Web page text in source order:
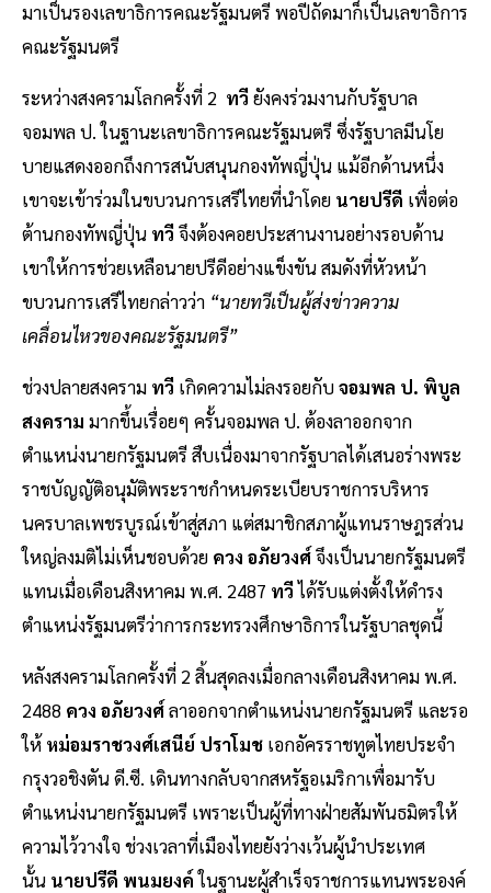
มาเป็นรองเลขาธิการคณะรัฐมนตรี พอปีถัดมาก็เป็นเลขาธิการ
คณะรัฐมนตรี
ระหว่างสงครามโลกครั้งที่ 2 ทวียังคงร่วมงานกับรัฐบาล
จอมพล ป. ในฐานะเลขาธิการคณะรัฐมนตรี ซึ่งรัฐบาลมีนโย
บายแสดงออกถึงการสนับสนุนกองทัพญี่ปุ่น แม้อีกด้านหนึ่ง
เขาจะเข้าร่วมในขบวนการเสรีไทยที่นำโดย นายปรีดี เพื่อต่อ
ต้านกองทัพญี่ปุ่น ทวีจึงต้องคอยประสานงานอย่างรอบด้าน
เขาให้การช่วยเหลือนายปรีดีอย่างแข็งขัน สมดังที่หัวหน้า
ขบวนการเสรีไทยกล่าวว่า “นายทวีเป็นผู้ส่งข่าวความ
เคลื่อนไหวของคณะรัฐมนตรี”
ช่วงปลายสงคราม ทวี เกิดความไม่ลงรอยกับจอมพล ป. พิบูล
สงคราม มากขึ้นเรื่อยๆ ครั้นจอมพล ป. ต้องลาออกจาก
ตำแหน่งนายกรัฐมนตรี สืบเนื่องมาจากรัฐบาลได้เสนอร่างพระ
ราชบัญญัติอนุมัติพระราชกำหนดระเบียบราชการบริหาร
นครบาลเพชรบูรณ์เข้าสู่สภา แต่สมาชิกสภาผู้แทนราษฎรส่วน
ใหญ่ลงมติไม่เห็นชอบด้วย ควง อภัยวงศ์จึงเป็นนายกรัฐมนตรี
แทนเมื่อเดือนสิงหาคม พ.ศ. 2487 ทวีได้รับแต่งตั้งให้ดำรง
ตำแหน่งรัฐมนตรีว่าการกระทรวงศึกษาธิการในรัฐบาลชุดนี้
หลังสงครามโลกครั้งที่ 2 สิ้นสุดลงเมื่อกลางเดือนสิงหาคม พ.ศ.
2488 ควง อภัยวงศ์ลาออกจากตำแหน่งนายกรัฐมนตรี และรอ
ให้หม่อมราชวงศ์เสนีย์ ปราโมช เอกอัครราชทูตไทยประจำ
กรุงวอชิงตัน ดี.ซี. เดินทางกลับจากสหรัฐอเมริกาเพื่อมารับ
ตำแหน่งนายกรัฐมนตรี เพราะเป็นผู้ที่ทางฝ่ายสัมพันธมิตรให้
ความไว้วางใจ ช่วงเวลาที่เมืองไทยยังว่างเว้นผู้นำประเทศ
นั้น นายปรีดี พนมยงค์ในฐานะผู้สำเร็จราชการแทนพระองค์